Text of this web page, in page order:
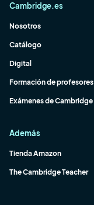
Cambridge.es
Nosotros
Catálogo
Digital
Formación de profesores
Exámenes de Cambridge
Además
Tienda Amazon
The Cambridge Teacher